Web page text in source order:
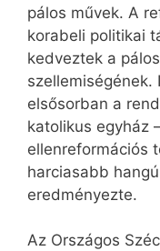
pálos művek. A
korabeli politikai
kedveztek a
szellemiségének.
elsősorban a
katolikus egyház
ellenreformációs
harciasabb
eredményezte.
Az Országos